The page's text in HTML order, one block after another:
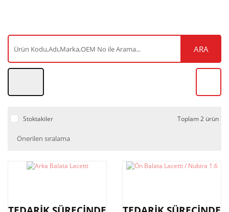
ARA
Stoktakiler Toplam 2 ürün